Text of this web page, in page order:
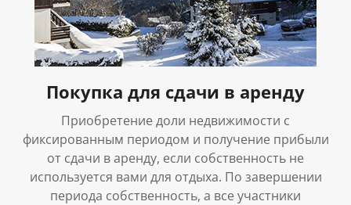
Покупка для сдачи в аренду
Приобретение доли недвижимости с
фиксированным периодом и получение прибыли
от сдачи в аренду, если собственность не
используется вами для отдыха. По завершении
периода собственность, а все участники